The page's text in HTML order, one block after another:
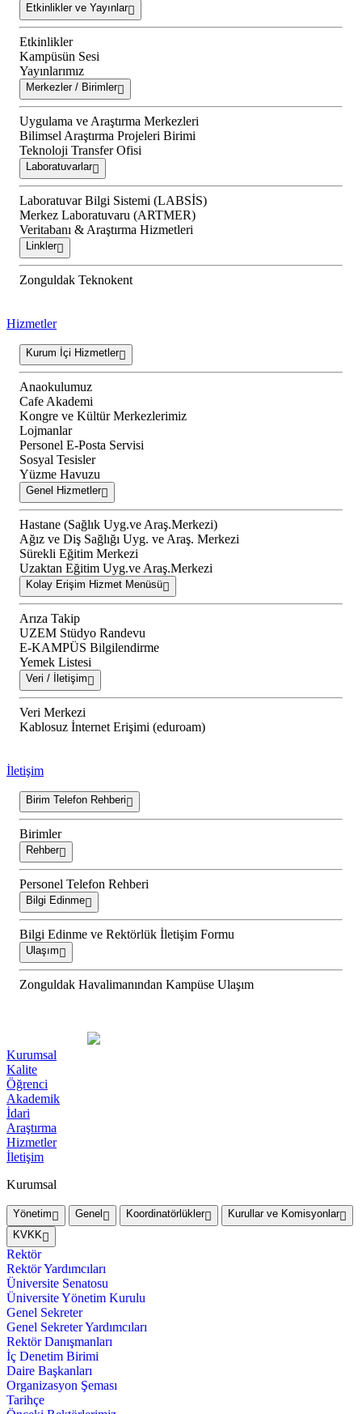
Etkinlikler ve Yayınlar
Etkinlikler
Kampüsün Sesi
Yayınlarımız
Merkezler / Birimler
Uygulama ve Araştırma Merkezleri
Bilimsel Araştırma Projeleri Birimi
Teknoloji Transfer Ofisi
Laboratuvarlar
Laboratuvar Bilgi Sistemi (LABSİS)
Merkez Laboratuvaru (ARTMER)
Veritabanı & Araştırma Hizmetleri
Linkler
Zonguldak Teknokent
Hizmetler
Kurum İçi Hizmetler
Anaokulumuz
Cafe Akademi
Kongre ve Kültür Merkezlerimiz
Lojmanlar
Personel E-Posta Servisi
Sosyal Tesisler
Yüzme Havuzu
Genel Hizmetler
Hastane (Sağlık Uyg.ve Araş.Merkezi)
Ağız ve Diş Sağlığı Uyg. ve Araş. Merkezi
Sürekli Eğitim Merkezi
Uzaktan Eğitim Uyg.ve Araş.Merkezi
Kolay Erişim Hizmet Menüsü
Arıza Takip
UZEM Stüdyo Randevu
E-KAMPÜS Bilgilendirme
Yemek Listesi
Veri / İletişim
Veri Merkezi
Kablosuz İnternet Erişimi (eduroam)
İletişim
Birim Telefon Rehberi
Birimler
Rehber
Personel Telefon Rehberi
Bilgi Edinme
Bilgi Edinme ve Rektörlük İletişim Formu
Ulaşım
Zonguldak Havalimanından Kampüse Ulaşım
Kurumsal
Kalite
Öğrenci
Akademik
İdari
Araştırma
Hizmetler
İletişim
Kurumsal
Yönetim Genel Koordinatörlükler
Kurullar ve Komisyonlar
KVKK
Rektör
Rektör Yardımcıları
Üniversite Senatosu
Üniversite Yönetim Kurulu
Genel Sekreter
Genel Sekreter Yardımcıları
Rektör Danışmanları
İç Denetim Birimi
Daire Başkanları
Organizasyon Şeması
Tarihçe